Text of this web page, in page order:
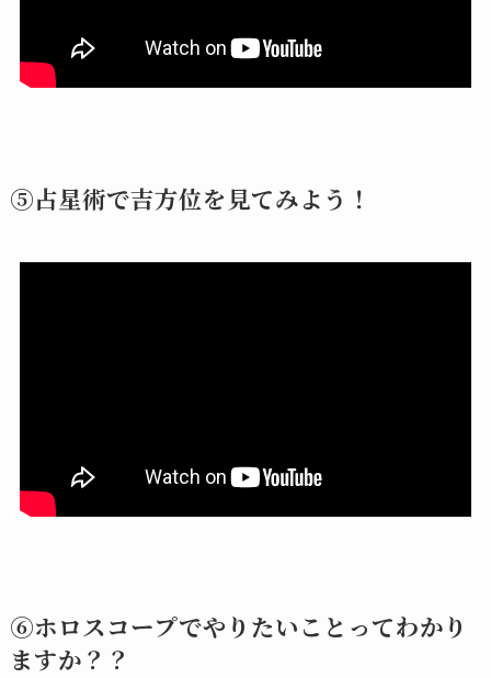
⑤占星術で吉方位を見てみよう！
⑥ホロスコープでやりたいことってわかり
ますか？？